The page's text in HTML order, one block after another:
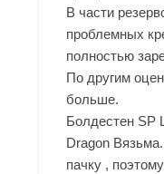
В части
проблемных
полностью
По другим
больше.
Болдестен SP
Dragon
пачку ,